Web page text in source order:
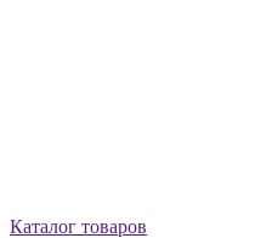
Каталог товаров